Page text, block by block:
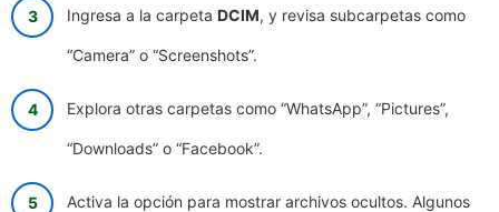
Ingresa a la carpeta DCIM, y revisa subcarpetas como
“Camera” o “Screenshots”.
Explora otras carpetas como “WhatsApp”, “Pictures”,
“Downloads” o “Facebook”.
Activa la opción para mostrar archivos ocultos. Algunos